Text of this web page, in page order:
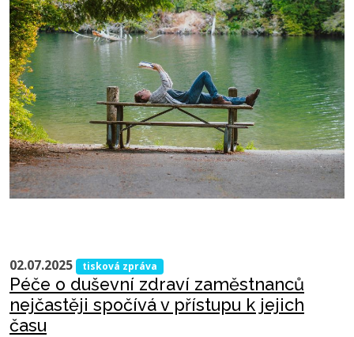
02.07.2025 tisková zpráva
Péče o duševní zdraví zaměstnanců
nejčastěji spočívá v přístupu k jejich
času